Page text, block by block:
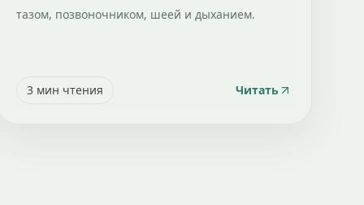
тазом, позвоночником, шеей и дыханием.
3мин чтения Читать